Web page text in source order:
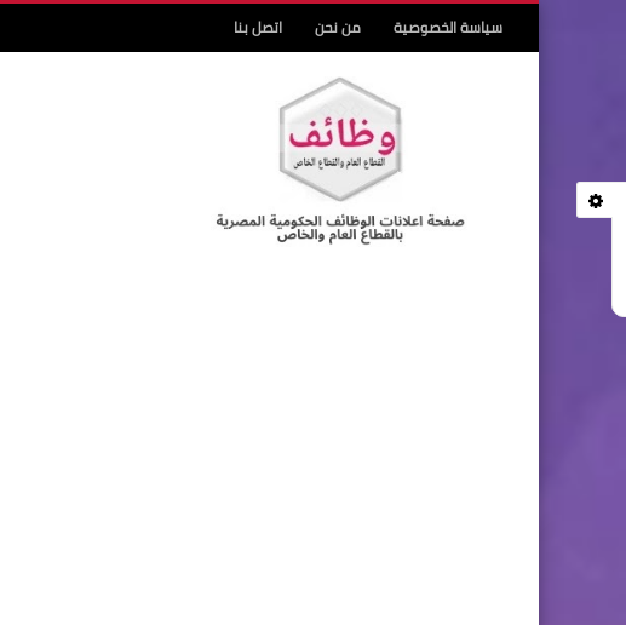
سياسة الخصوصية من نحن اتصل بنا